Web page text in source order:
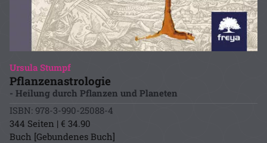
Ursula Stumpf
Pflanzenastrologie
- Heilung durch Pflanzen und Planeten
ISBN: 978-3-990-25088-4
344 Seiten | € 34.90
Buch [Gebundenes Buch]